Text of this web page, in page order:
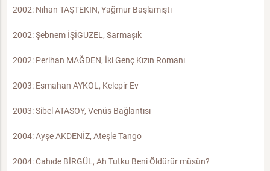
2002: Nıhan TAŞTEKIN, Yağmur Başlamıştı
2002: Şebnem İŞİGUZEL, Sarmaşık
2002: Perihan MAĞDEN, İki Genç Kızın Romanı
2003: Esmahan AYKOL, Kelepir Ev
2003: Sibel ATASOY, Venüs Bağlantısı
2004: Ayşe AKDENİZ, Ateşle Tango
2004: Cahıde BİRGÜL, Ah Tutku Beni Öldürür müsün?